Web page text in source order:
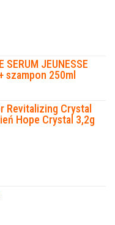
SERUM JEUNESSE
szampon 250ml
Revitalizing Crystal
Hope Crystal 3,2g